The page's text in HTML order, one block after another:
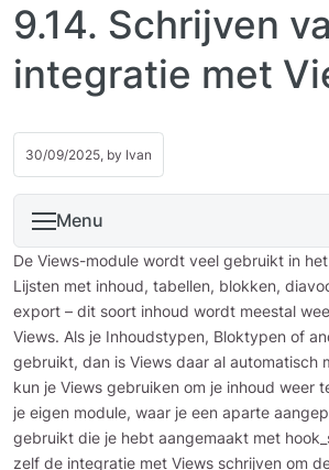
9.14. Schrijven
integratie met
30/09/2025, by Ivan
Menu
De Views-module wordt veel gebruikt in
Lijsten met inhoud, tabellen, blokken,
export – dit soort inhoud wordt meestal
Views. Als je Inhoudstypen, Bloktypen of
gebruikt, dan is Views daar al automatisch
kun je Views gebruiken om je inhoud weer
je eigen module, waar je een aparte
gebruikt die je hebt aangemaakt met
zelf de integratie met Views schrijven om